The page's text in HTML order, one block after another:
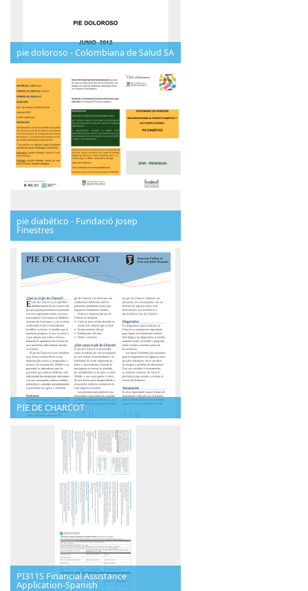
pie doloroso - Colombiana de Salud SA
pie diabético - Fundació Josep
Finestres
PIE DE CHARCOT
PI311S Financial Assistance
Application-Spanish